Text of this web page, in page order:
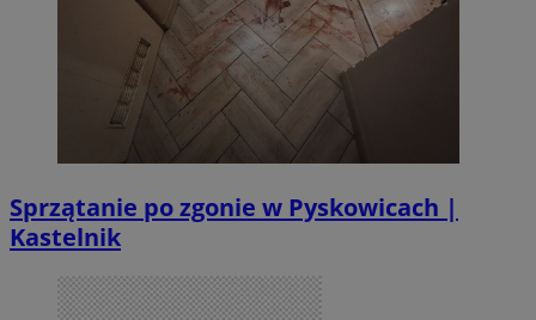
Sprzątanie po zgonie w Pyskowicach |
Kastelnik